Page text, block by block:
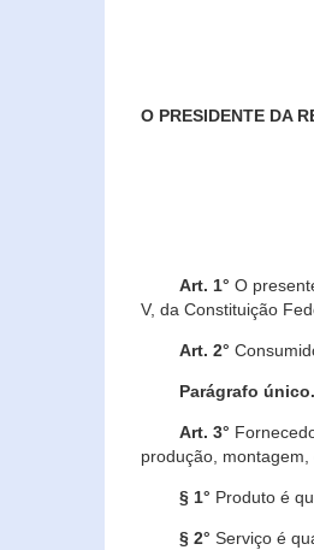
O PRESIDENTE DA
Art. 1° O
V, da Constituição
Art. 2°
Parágrafo único.
Art. 3°
produção,
§ 1° Produto é
§ 2° Serviço é